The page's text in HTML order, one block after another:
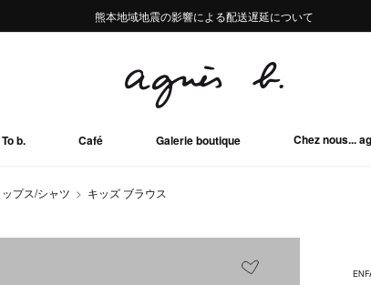
熊本地域地震の影響による配送遅延について
Summer Sale 2buy10%OFF!!
熊本地域地震の影響による配送遅延について
Summer Sale 2buy10%OFF!!
To b. Café Galerie boutique Chez nous...
プス/シャツ キッズ ブラウス